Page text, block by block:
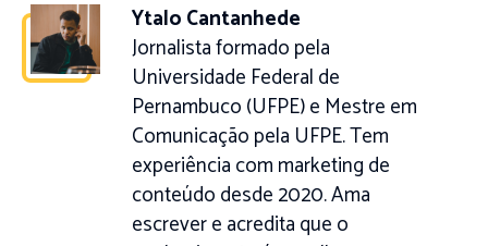
Ytalo Cantanhede
Jornalista formado pela
Universidade Federal de
Pernambuco (UFPE) e Mestre em
Comunicação pela UFPE. Tem
experiência com marketing de
conteúdo desde 2020. Ama
escrever e acredita que o